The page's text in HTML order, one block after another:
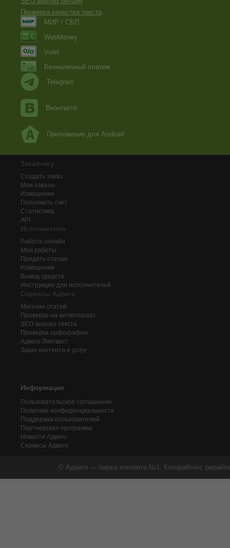
Проверка качества текста
МИР / СБП
WebMoney
Volet
Безналичный платеж
Telegram
Вконтакте
Приложение для Android
Заказчику
Создать заказ
Мои заказы
Извещения
Пополнить счёт
Статистика
API
Исполнителю
Работа онлайн
Мои работы
Продать статью
Извещения
Вывод средств
Инструкции для исполнителей
Сервисы Адвего
Магазин статей
Проверка на антиплагиат
SEO-анализ текста
Проверка орфографии
Адвего Лингвист
Заказ контента и услуг
Информация
Пользовательское соглашение
Политика конфиденциальности
Поддержка пользователей
Партнерская программа
Новости Адвего
Сервисы Адвего
© Адвего — биржа контента №1. Копирайтинг,